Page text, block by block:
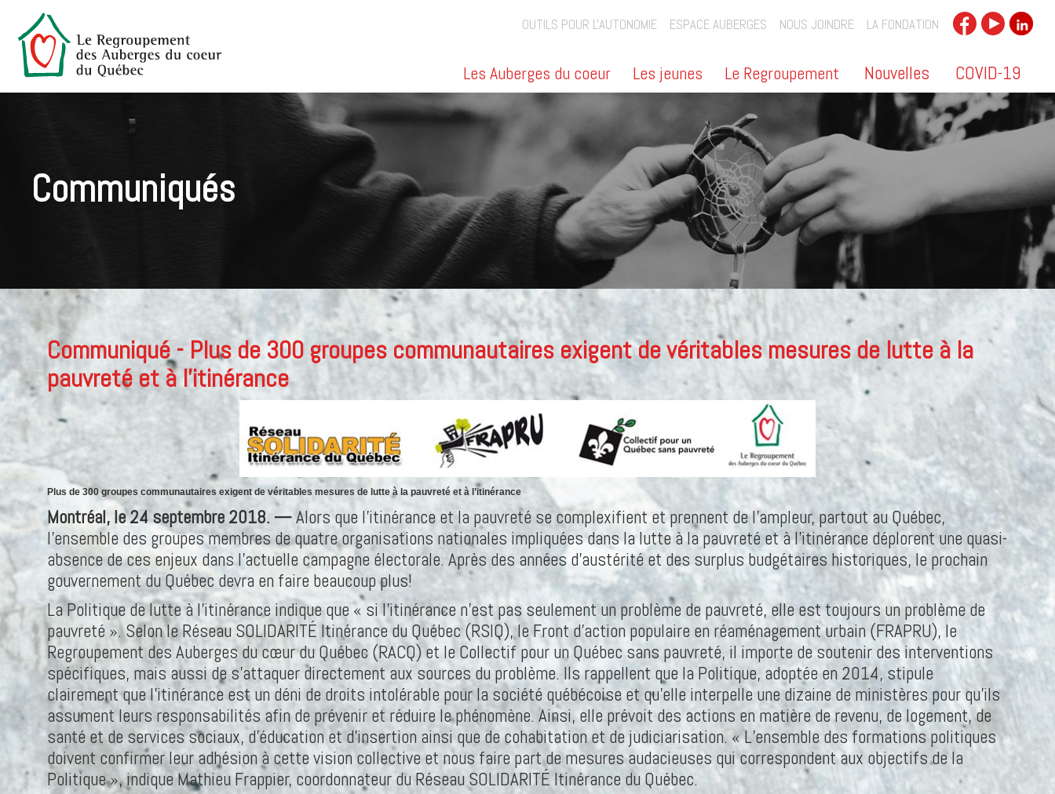
OUTILS POUR L'AUTONOMIE ESPACE AUBERGES NOUS JOINDRE LA FONDATION
Les Auberges du coeur Les jeunes Le Regroupement Nouvelles COVID-19
Communiqués
Communiqué - Plus de 300 groupes communautaires exigent de véritables mesures de lutte à la
pauvreté et à l’itinérance
Plus de 300 groupes communautaires exigent de véritables mesures de lutte à la pauvreté et à l’itinérance
Montréal, le 24 septembre 2018. —Alors que l’itinérance et la pauvreté se complexifient et prennent de l’ampleur, partout au Québec,
l’ensemble des groupes membres de quatre organisations nationales impliquées dans la lutte à la pauvreté et à l’itinérance déplorent une quasi-
absence de ces enjeux dans l’actuelle campagne électorale. Après des années d’austérité et des surplus budgétaires historiques, le prochain
gouvernement du Québec devra en faire beaucoup plus!
La Politique de lutte à l’itinérance indique que « si l’itinérance n’est pas seulement un problème de pauvreté, elle est toujours un problème de
pauvreté ». Selon le Réseau SOLIDARITÉ Itinérance du Québec (RSIQ), le Front d’action populaire en réaménagement urbain (FRAPRU), le
Regroupement des Auberges du cœur du Québec (RACQ) et le Collectif pour un Québec sans pauvreté, il importe de soutenir des interventions
spécifiques, mais aussi de s’attaquer directement aux sources du problème. Ils rappellent que la Politique, adoptée en 2014, stipule
clairement que l’itinérance est un déni de droits intolérable pour la société québécoise et qu’elle interpelle une dizaine de ministères pour qu’ils
assument leurs responsabilités afin de prévenir et réduire le phénomène. Ainsi, elle prévoit des actions en matière de revenu, de logement, de
santé et de services sociaux, d’éducation et d’insertion ainsi que de cohabitation et de judiciarisation. « L’ensemble des formations politiques
doivent confirmer leur adhésion à cette vision collective et nous faire part de mesures audacieuses qui correspondent aux objectifs de la
Politique », indique Mathieu Frappier, coordonnateur du Réseau SOLIDARITÉ Itinérance du Québec.